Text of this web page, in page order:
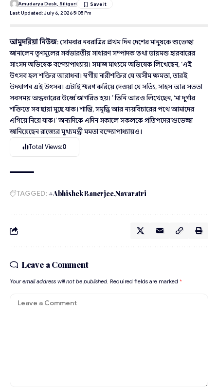
Last Updated: July 6, 2026 5:05 Pm
Amudarya Desk, Siliguri
আমুদরিয়া নিউজ: সোমবার নবরাত্রির প্রথম দিন দেশের মানুষকে শুভেচ্ছা
জানালেন তৃণমূলের সর্বভারতীয় সাধারণ সম্পাদক তথা ডায়মন্ড হারবারের
সাংসদ অভিষেক বন্দ্যোপাধ্যায়। সমাজ মাধ্যমে অভিষেক লিখেছেন, ‘এই
উৎসব হল শক্তির আরাধনা। স্বর্গীয় নারীশক্তির যে অসীম ক্ষমতা, তারই
উদযাপন এই উৎসব। এটাই স্মরণ করিয়ে দেওয়া যে সত্যি, সাহস আর সততা
সবসময় অন্ধকারের উর্ধ্বে জাগরিত হয়। ’ তিনি আরও লিখেছেন, ‘মা দুর্গার
শক্তিতে সব ছায়া মুছে যাক। শান্তি, সমৃদ্ধি আর ন্যয়বিচারের পথে আমাদের
এগিয়ে নিয়ে যাক।’ অন্যদিকে এদিন সকালে সকলকে প্রতিপদের শুভেচ্ছা
জানিয়েছেন রাজ্যের মুখ্যমন্ত্রী মমতা বন্দ্যোপাধ্যায়ও।
Total Views:0
TAGGED: #Abhishek Banerjee Navaratri
Leave a Comment
Your email address will not be published. Required fields are marked *